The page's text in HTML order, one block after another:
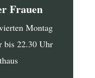
Frauen
Montag
bis 22.30 Uhr